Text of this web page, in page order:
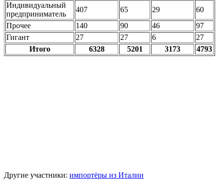
Индивидуальный
предприниматель
407 65 29
60
Прочее
140 90 46
97
Гигант
27 27 6
27
Итого
6328 5201 3173 4793
Другие участники: импортёры из Италии